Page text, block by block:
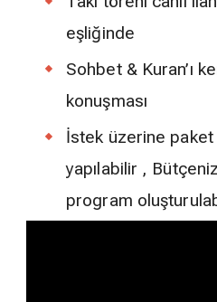
eşliğinde
Sohbet & Kuran’ı
konuşması
İstek üzerine
yapılabilir ,
program